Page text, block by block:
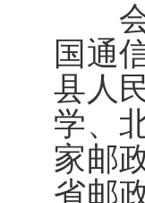
会
国通
县人
学、
家邮
省邮